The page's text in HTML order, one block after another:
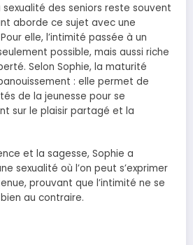
sexualité des seniors reste souvent
aborde ce sujet avec une
elle, l’intimité passée à un
possible, mais aussi riche
Selon Sophie, la maturité
: elle permet de
de la jeunesse pour se
sur le plaisir partagé et la
et la sagesse, Sophie a
sexualité où l’on peut s’exprimer
prouvant que l’intimité ne se
au contraire.